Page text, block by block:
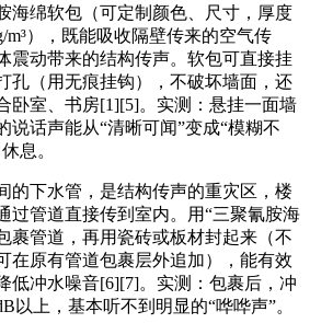
海绵软包（可定制颜色、尺寸，厚度
m³），既能吸收隔壁传来的空气传
震动带来的结构传声。软包可直接挂
孔（用无痕挂钩），不破坏墙面，还
卧室、书房[1][5]。实测：悬挂一面墙
说话声能从“清晰可闻”变成“模糊不
息。
的下水管，是结构传声的重灾区，楼
过管道直接传到室内。用“三聚氰胺海
裹管道，再用瓷砖或板材封起来（不
在原有管道包裹层外追加），能有效
低冲水噪音[6][7]。实测：包裹后，冲
以上，基本听不到明显的“哗哗声”。